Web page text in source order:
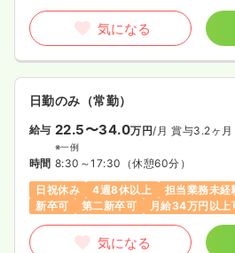
気になる
日勤のみ（常勤）
給与 22.5〜34.0万円/月 賞与3.2ヶ月
※一例
時間 8:30～17:30 （休憩60分）
日祝休み
4週8休以上 担当業務未経
新卒可
第二新卒可 月給34万円以上
気になる